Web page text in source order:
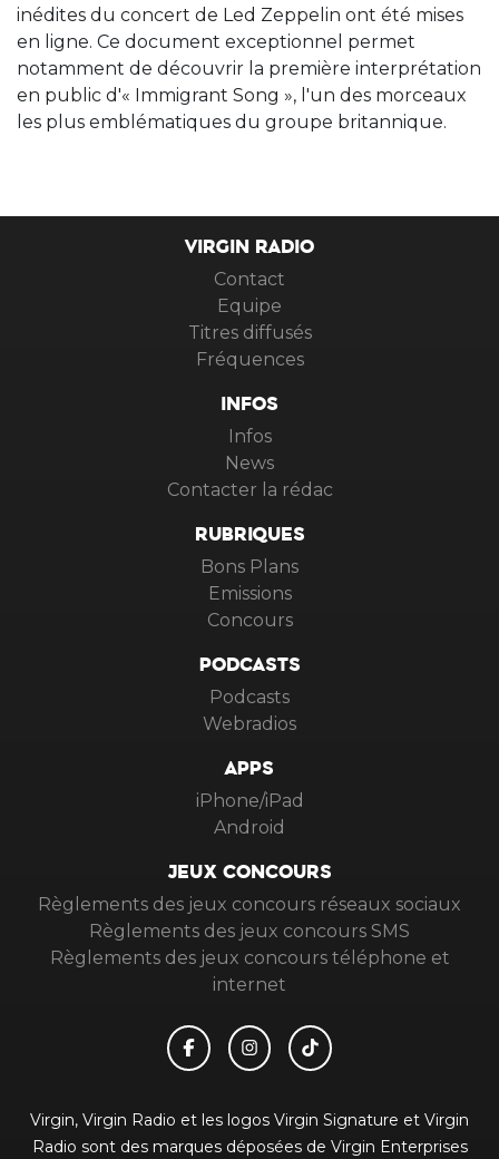
inédites du concert de Led Zeppelin ont été mises
en ligne. Ce document exceptionnel permet
notamment de découvrir la première interprétation
en public d'« Immigrant Song », l'un des morceaux
les plus emblématiques du groupe britannique.
VIRGIN RADIO
Contact
Equipe
Titres diffusés
Fréquences
INFOS
Infos
News
Contacter la rédac
RUBRIQUES
Bons Plans
Emissions
Concours
PODCASTS
Podcasts
Webradios
APPS
iPhone/iPad
Android
JEUX CONCOURS
Règlements des jeux concours réseaux sociaux
Règlements des jeux concours SMS
Règlements des jeux concours téléphone et
internet
Virgin, Virgin Radio et les logos Virgin Signature et Virgin
Radio sont des marques déposées de Virgin Enterprises